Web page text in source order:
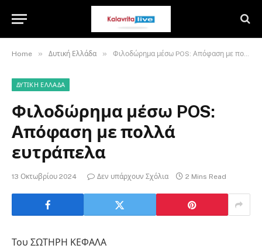
Home » Δυτική Ελλάδα » Φιλοδώρημα μέσω POS: Απόφαση με πολλά ευτράπελα
ΔΥΤΙΚΉ ΕΛΛΆΔΑ
Φιλοδώρημα μέσω POS:
Απόφαση με πολλά
ευτράπελα
13 Οκτωβρίου 2024 Δεν υπάρχουν Σχόλια 2 Mins Read
Του ΣΩΤΗΡΗ ΚΕΦΑΛΑ